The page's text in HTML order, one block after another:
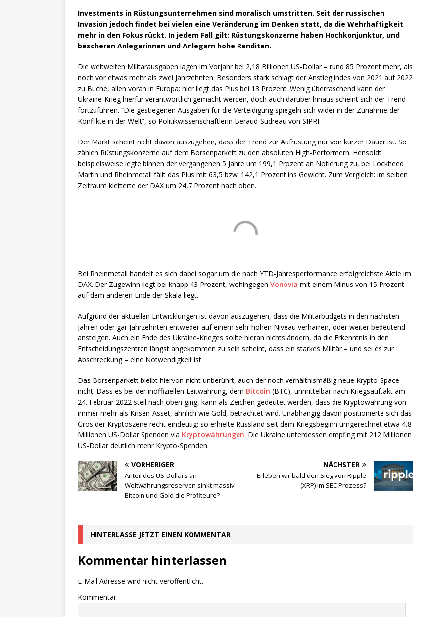
Investments in Rüstungsunternehmen sind moralisch umstritten. Seit der russischen
Invasion jedoch findet bei vielen eine Veränderung im Denken statt, da die Wehrhaftigkeit
mehr in den Fokus rückt. In jedem Fall gilt: Rüstungskonzerne haben Hochkonjunktur, und
bescheren Anlegerinnen und Anlegern hohe Renditen.
Die weltweiten Militärausgaben lagen im Vorjahr bei 2,18 Billionen US-Dollar – rund 85 Prozent mehr, als
noch vor etwas mehr als zwei Jahrzehnten. Besonders stark schlägt der Anstieg indes von 2021 auf 2022
zu Buche, allen voran in Europa: hier liegt das Plus bei 13 Prozent. Wenig überraschend kann der
Ukraine-Krieg hierfür verantwortlich gemacht werden, doch auch darüber hinaus scheint sich der Trend
fortzuführen. “Die gestiegenen Ausgaben für die Verteidigung spiegeln sich wider in der Zunahme der
Konflikte in der Welt”, so Politikwissenschaftlerin Beraud-Sudreau von SIPRI.
Der Markt scheint nicht davon auszugehen, dass der Trend zur Aufrüstung nur von kurzer Dauer ist. So
zählen Rüstungskonzerne auf dem Börsenparkett zu den absoluten High-Performern. Hensoldt
beispielsweise legte binnen der vergangenen 5 Jahre um 199,1 Prozent an Notierung zu, bei Lockheed
Martin und Rheinmetall fällt das Plus mit 63,5 bzw. 142,1 Prozent ins Gewicht. Zum Vergleich: im selben
Zeitraum kletterte der DAX um 24,7 Prozent nach oben.
Bei Rheinmetall handelt es sich dabei sogar um die nach YTD-Jahresperformance erfolgreichste Aktie im
DAX. Der Zugewinn liegt bei knapp 43 Prozent, wohingegen Vonovia mit einem Minus von 15 Prozent
auf dem anderen Ende der Skala liegt.
Aufgrund der aktuellen Entwicklungen ist davon auszugehen, dass die Militärbudgets in den nächsten
Jahren oder gar Jahrzehnten entweder auf einem sehr hohen Niveau verharren, oder weiter bedeutend
ansteigen. Auch ein Ende des Ukraine-Krieges sollte hieran nichts ändern, da die Erkenntnis in den
Entscheidungszentren längst angekommen zu sein scheint, dass ein starkes Militär – und sei es zur
Abschreckung – eine Notwendigkeit ist.
Das Börsenparkett bleibt hiervon nicht unberührt, auch der noch verhältnismäßig neue Krypto-Space
nicht. Dass es bei der inoffiziellen Leitwährung, dem Bitcoin (BTC), unmittelbar nach Kriegsauftakt am
24. Februar 2022 steil nach oben ging, kann als Zeichen gedeutet werden, dass die Kryptowährung von
immer mehr als Krisen-Asset, ähnlich wie Gold, betrachtet wird. Unabhängig davon positionierte sich das
Gros der Kryptoszene recht eindeutig: so erhielte Russland seit dem Kriegsbeginn umgerechnet etwa 4,8
Millionen US-Dollar Spenden via Kryptowährungen. Die Ukraine unterdessen empfing mit 212 Millionen
US-Dollar deutlich mehr Krypto-Spenden.
VORHERIGER
Anteil des US-Dollars an
Weltwährungsreserven sinkt massiv –
Bitcoin und Gold die Profiteure?
NÄCHSTER
Erleben wir bald den Sieg von Ripple
(XRP) im SEC Prozess?
HINTERLASSE JETZT EINEN KOMMENTAR
Kommentar hinterlassen
E-Mail Adresse wird nicht veröffentlicht.
Kommentar